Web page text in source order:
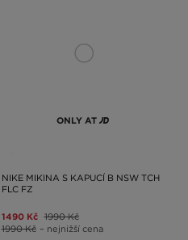
ONLY AT
NIKE MIKINA S KAPUCÍ B NSW TCH
FLC FZ
1490 Kč 1990 Kč
1990 Kč – nejnižší cena